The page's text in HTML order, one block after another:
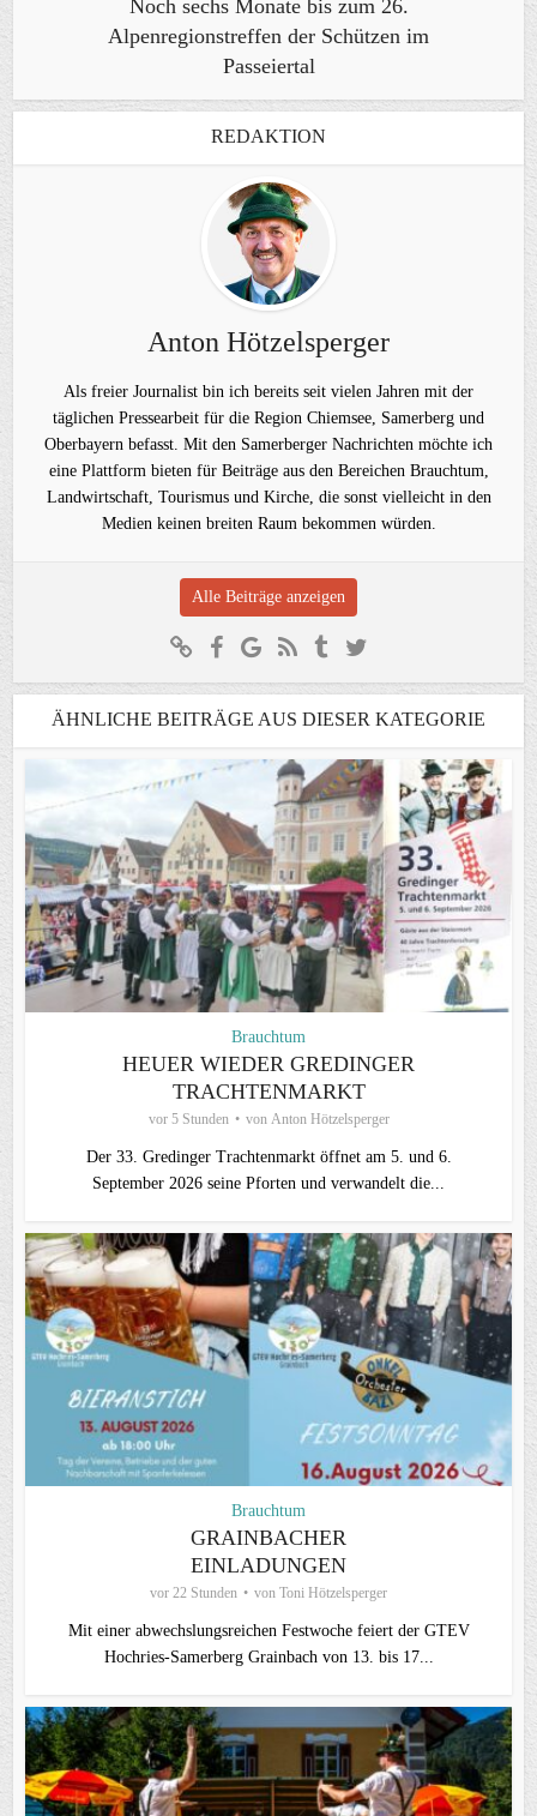
Noch sechs Monate bis zum 26.
Alpenregionstreffen der Schützen im
Passeiertal
REDAKTION
Anton Hötzelsperger
Als freier Journalist bin ich bereits seit vielen Jahren mit der
täglichen Pressearbeit für die Region Chiemsee, Samerberg und
Oberbayern befasst. Mit den Samerberger Nachrichten möchte ich
eine Plattform bieten für Beiträge aus den Bereichen Brauchtum,
Landwirtschaft, Tourismus und Kirche, die sonst vielleicht in den
Medien keinen breiten Raum bekommen würden.
Alle Beiträge anzeigen
ÄHNLICHE BEITRÄGE AUS DIESER KATEGORIE
Brauchtum
HEUER WIEDER GREDINGER
TRACHTENMARKT
vor 5 Stunden von Anton Hötzelsperger
Der 33. Gredinger Trachtenmarkt öffnet am 5. und 6.
September 2026 seine Pforten und verwandelt die...
Brauchtum
GRAINBACHER
EINLADUNGEN
vor 22 Stunden von Toni Hötzelsperger
Mit einer abwechslungsreichen Festwoche feiert der GTEV
Hochries-Samerberg Grainbach von 13. bis 17...